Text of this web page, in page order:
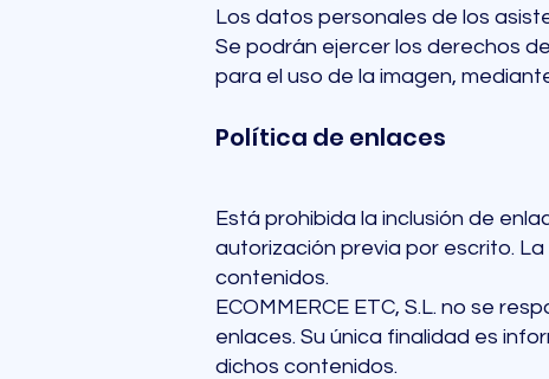
Los datos personales de los
Se podrán ejercer los derechos
para el uso de la imagen,
Política de enlaces
Está prohibida la inclusión de
autorización previa por escrito.
contenidos.
ECOMMERCE ETC, S.L. no se
enlaces. Su única finalidad es
dichos contenidos.